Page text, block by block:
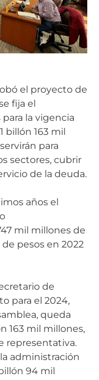
el proyecto de
fija el
la vigencia
billón 163 mil
para
sectores, cubrir
de la deuda.
años el
mil millones de
pesos en 2022
de
para el 2024,
queda
163 mil millones,
representativa.
administración
94 mil